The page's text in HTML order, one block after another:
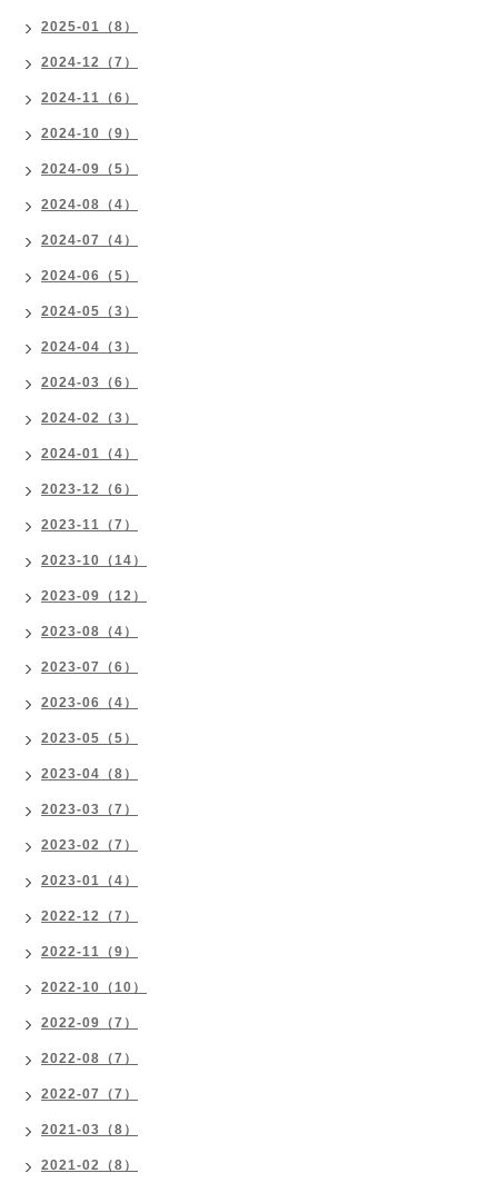
2025-01（8）
2024-12（7）
2024-11（6）
2024-10（9）
2024-09（5）
2024-08（4）
2024-07（4）
2024-06（5）
2024-05（3）
2024-04（3）
2024-03（6）
2024-02（3）
2024-01（4）
2023-12（6）
2023-11（7）
2023-10（14）
2023-09（12）
2023-08（4）
2023-07（6）
2023-06（4）
2023-05（5）
2023-04（8）
2023-03（7）
2023-02（7）
2023-01（4）
2022-12（7）
2022-11（9）
2022-10（10）
2022-09（7）
2022-08（7）
2022-07（7）
2021-03（8）
2021-02（8）